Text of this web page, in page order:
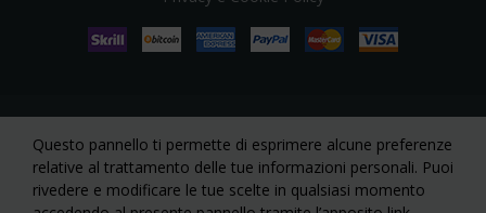
Copyright 2023. Tutti I diritti riservati a Smile Service S.r.l. via
Galileo Galiei, 4 - 87064 Corigliano-Rossano (CS).
Questo pannello ti permette di esprimere alcune preferenze
relative al trattamento delle tue informazioni personali. Puoi
rivedere e modificare le tue scelte in qualsiasi momento